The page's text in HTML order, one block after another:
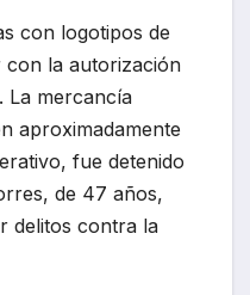
con logotipos de
con la autorización
La mercancía
aproximadamente
fue detenido
de 47 años,
delitos contra la